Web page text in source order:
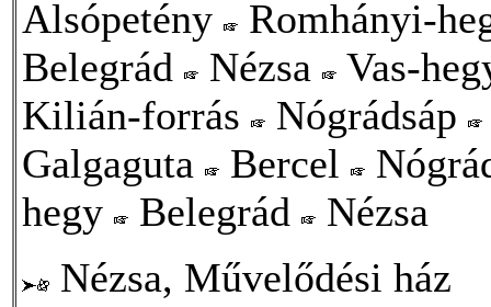
Alsópetény
Romhányi-
Belegrád
Nézsa
Vas-
Kilián-forrás
Nógrádsáp
Galgaguta
Bercel
hegy
Belegrád
Nézsa
Nézsa, Művelődési ház